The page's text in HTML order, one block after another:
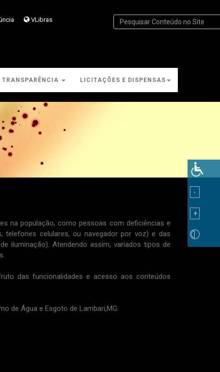
VLibras
TRANSPARÊNCIA LICITAÇÕES E DISPENSAS
população, como pessoas com deficiências e
telefones celulares, ou navegador por voz) e das
iluminação). Atendendo assim, variados tipos de
das funcionalidades e acesso aos conteúdos
Água e Esgoto de Lambari,MG: